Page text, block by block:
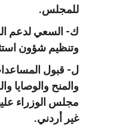
للمجلس.
ك- السعي لدعم
وتنظيم شؤون
ل- قبول
والمنح والوصايا
مجلس الوزراء
غير أردني.